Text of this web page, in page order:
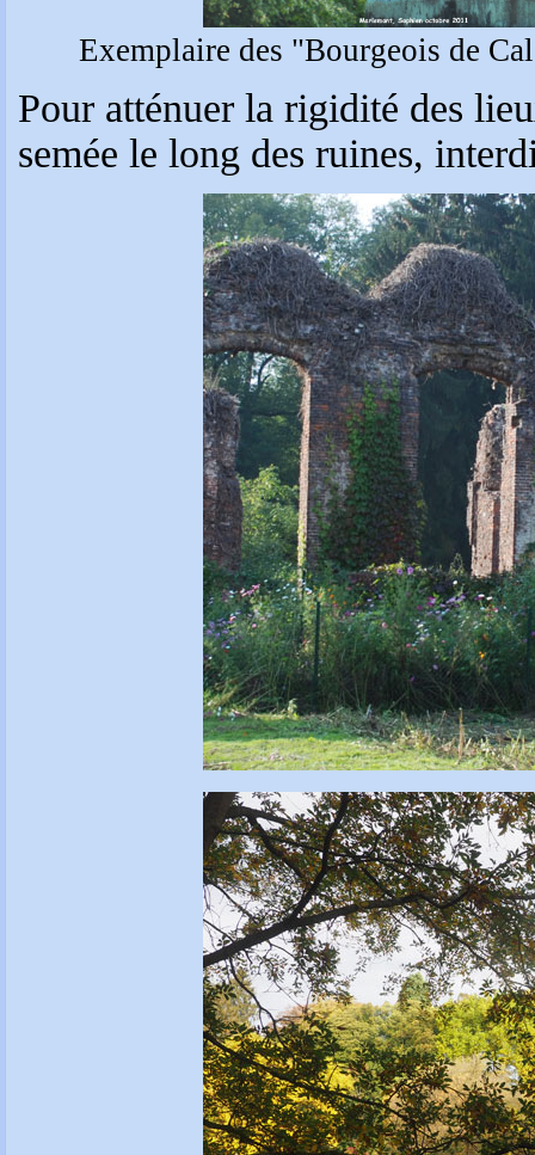
Exemplaire des "Bourgeois de
Pour atténuer la rigidité des
semée le long des ruines,